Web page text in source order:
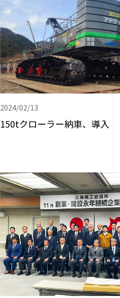
2024/02/13
150tクローラー納車、導入